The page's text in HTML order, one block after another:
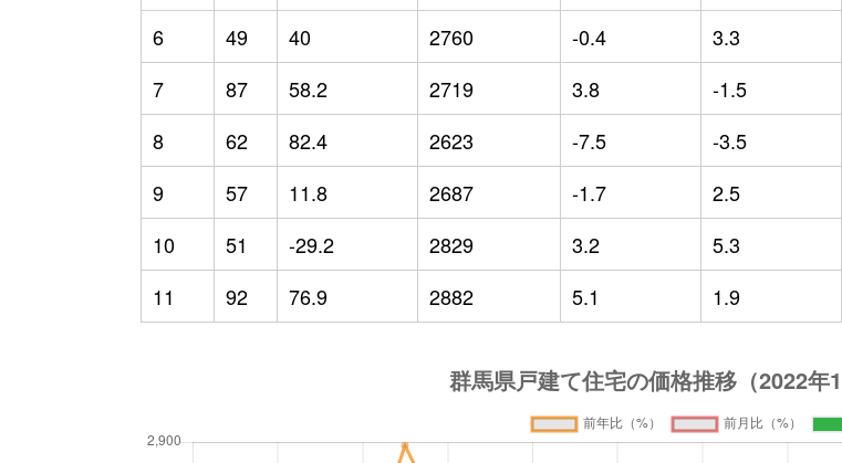
6
49 40 2760 -0.4 3.3
7
87 58.2 2719 3.8 -1.5
8
62 82.4 2623 -7.5 -3.5
9
57 11.8 2687 -1.7 2.5
10
51 -29.2 2829 3.2 5.3
11
92 76.9 2882 5.1 1.9